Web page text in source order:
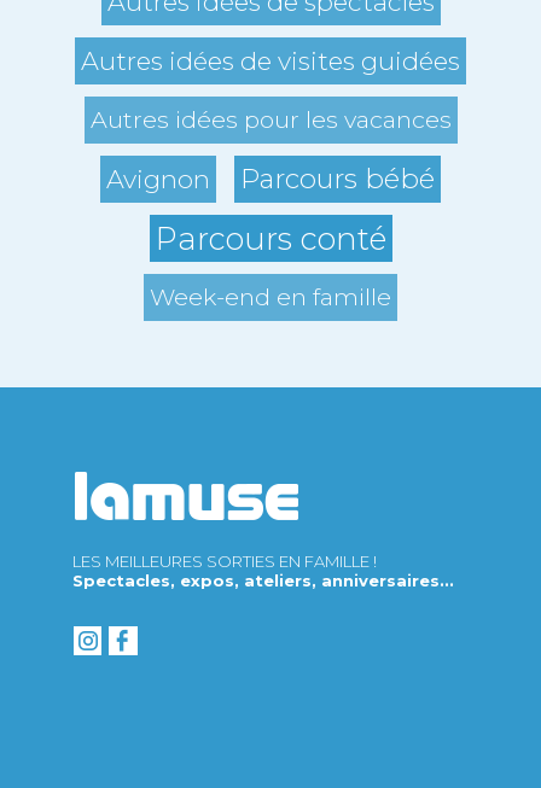
Autres idées de visites guidées
Autres idées pour les vacances
Avignon Parcours bébé
Parcours conté
Week-end en famille
LES MEILLEURES SORTIES EN FAMILLE !
Spectacles, expos, ateliers, anniversaires...